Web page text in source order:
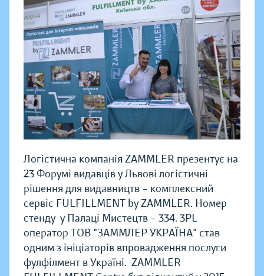
Логістична компанія ZAMMLER презентує на
23 Форумі видавців у Львові логістичні
рішення для видавництв – комплексний
сервіс FULFILLMENT by ZAMMLER. Номер
стенду у Палаці Мистецтв – 334. 3PL
оператор ТОВ "ЗАММЛЕР УКРАЇНА" став
одним з ініціаторів впровадження послуги
фулфілмент в Україні. ZAMMLER